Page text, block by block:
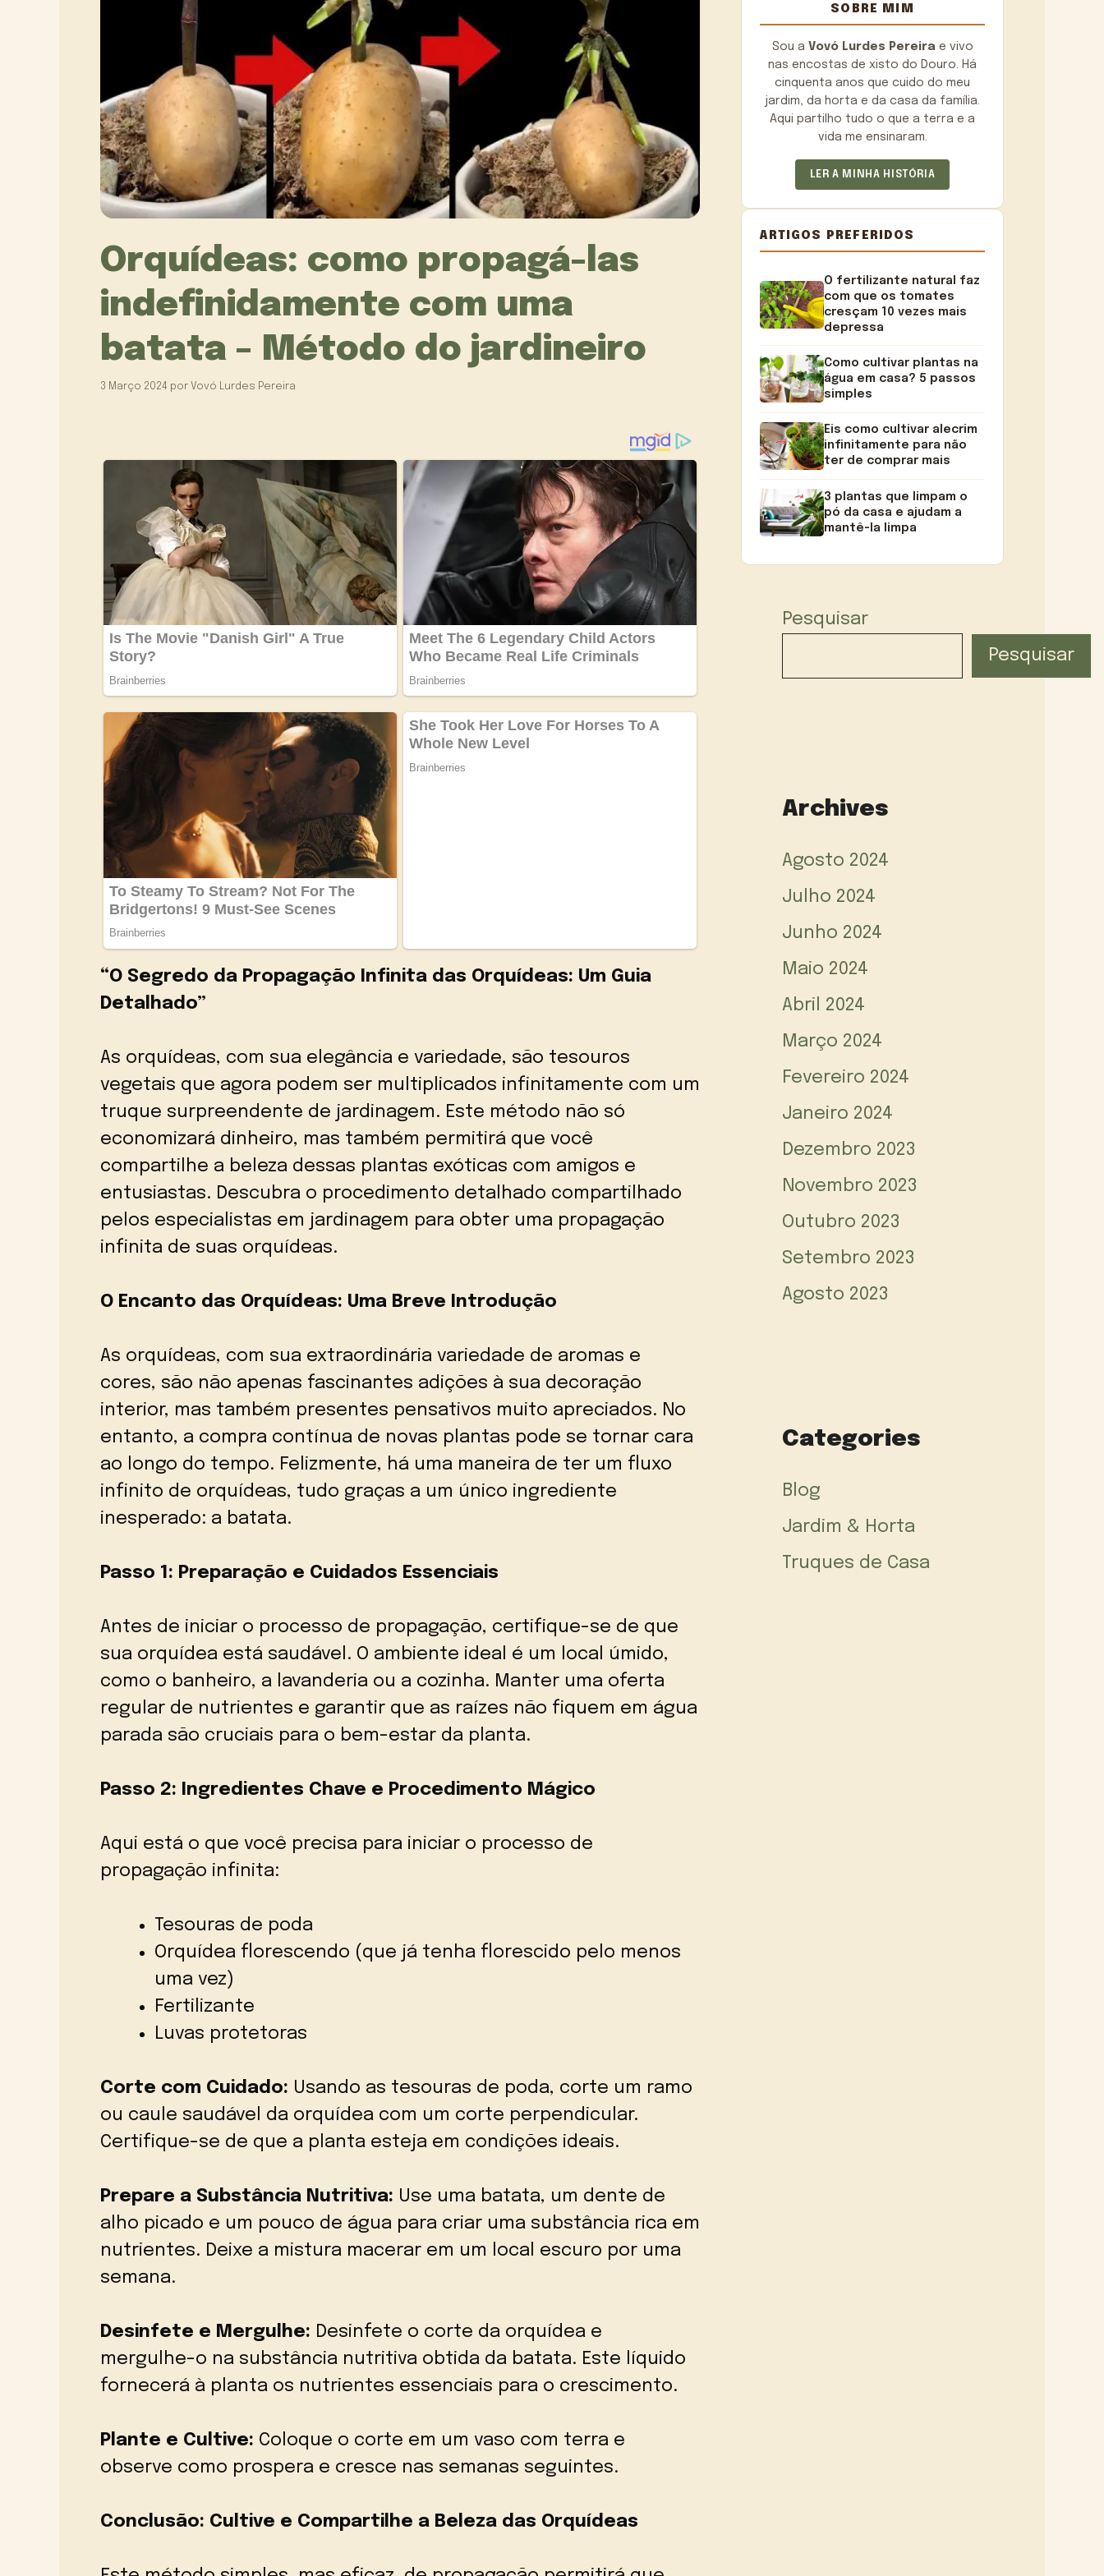
Orquídeas: como propagá-las
indefinidamente com uma
batata – Método do jardineiro
3 Março 2024 por Vovó Lurdes Pereira
“O Segredo da Propagação Infinita das Orquídeas: Um Guia
Detalhado”
As orquídeas, com sua elegância e variedade, são tesouros
vegetais que agora podem ser multiplicados infinitamente com um
truque surpreendente de jardinagem. Este método não só
economizará dinheiro, mas também permitirá que você
compartilhe a beleza dessas plantas exóticas com amigos e
entusiastas. Descubra o procedimento detalhado compartilhado
pelos especialistas em jardinagem para obter uma propagação
infinita de suas orquídeas.
O Encanto das Orquídeas: Uma Breve Introdução
As orquídeas, com sua extraordinária variedade de aromas e
cores, são não apenas fascinantes adições à sua decoração
interior, mas também presentes pensativos muito apreciados. No
entanto, a compra contínua de novas plantas pode se tornar cara
ao longo do tempo. Felizmente, há uma maneira de ter um fluxo
infinito de orquídeas, tudo graças a um único ingrediente
inesperado: a batata.
Passo 1: Preparação e Cuidados Essenciais
Antes de iniciar o processo de propagação, certifique-se de que
sua orquídea está saudável. O ambiente ideal é um local úmido,
como o banheiro, a lavanderia ou a cozinha. Manter uma oferta
regular de nutrientes e garantir que as raízes não fiquem em água
parada são cruciais para o bem-estar da planta.
Passo 2: Ingredientes Chave e Procedimento Mágico
Aqui está o que você precisa para iniciar o processo de
propagação infinita:
Tesouras de poda
Orquídea florescendo (que já tenha florescido pelo menos
uma vez)
Fertilizante
Luvas protetoras
Corte com Cuidado: Usando as tesouras de poda, corte um ramo
ou caule saudável da orquídea com um corte perpendicular.
Certifique-se de que a planta esteja em condições ideais.
Prepare a Substância Nutritiva: Use uma batata, um dente de
alho picado e um pouco de água para criar uma substância rica em
nutrientes. Deixe a mistura macerar em um local escuro por uma
semana.
Desinfete e Mergulhe: Desinfete o corte da orquídea e
mergulhe-o na substância nutritiva obtida da batata. Este líquido
fornecerá à planta os nutrientes essenciais para o crescimento.
Plante e Cultive: Coloque o corte em um vaso com terra e
observe como prospera e cresce nas semanas seguintes.
Conclusão: Cultive e Compartilhe a Beleza das Orquídeas
SOBRE MIM
Sou a Vovó Lurdes Pereirae vivo
nas encostas de xisto do Douro. Há
cinquenta anos que cuido do meu
jardim, da horta e da casa da família.
Aqui partilho tudo o que a terra e a
vida me ensinaram.
LER A MINHA HISTÓRIA
ARTIGOS PREFERIDOS
O fertilizante natural faz
com que os tomates
cresçam 10 vezes mais
depressa
Como cultivar plantas na
água em casa? 5 passos
simples
Eis como cultivar alecrim
infinitamente para não
ter de comprar mais
3 plantas que limpam o
pó da casa e ajudam a
mantê-la limpa
Pesquisar
Pesquisar
Archives
Agosto 2024
Julho 2024
Junho 2024
Maio 2024
Abril 2024
Março 2024
Fevereiro 2024
Janeiro 2024
Dezembro 2023
Novembro 2023
Outubro 2023
Setembro 2023
Agosto 2023
Categories
Blog
Jardim & Horta
Truques de Casa